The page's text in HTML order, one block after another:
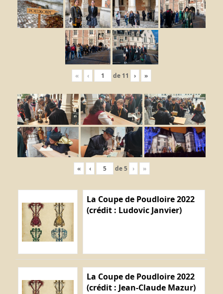
« ‹ de 11 › »
« ‹ de5 › »
La Coupe de Poudloire 2022
(crédit : Ludovic Janvier)
La Coupe de Poudloire 2022
(crédit : Jean-Claude Mazur)